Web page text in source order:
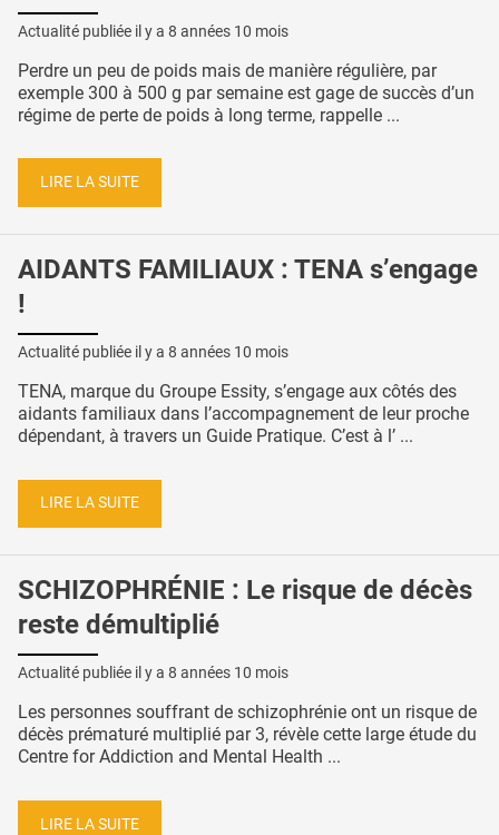
Actualité publiée il y a 8 années 10 mois
Perdre un peu de poids mais de manière régulière, par
exemple 300 à 500 g par semaine est gage de succès d’un
régime de perte de poids à long terme, rappelle ...
LIRE LA SUITE
AIDANTS FAMILIAUX : TENA s’engage
!
Actualité publiée il y a 8 années 10 mois
TENA, marque du Groupe Essity, s’engage aux côtés des
aidants familiaux dans l’accompagnement de leur proche
dépendant, à travers un Guide Pratique. C’est à l’ ...
LIRE LA SUITE
SCHIZOPHRÉNIE : Le risque de décès
reste démultiplié
Actualité publiée il y a 8 années 10 mois
Les personnes souffrant de schizophrénie ont un risque de
décès prématuré multiplié par 3, révèle cette large étude du
Centre for Addiction and Mental Health ...
LIRE LA SUITE